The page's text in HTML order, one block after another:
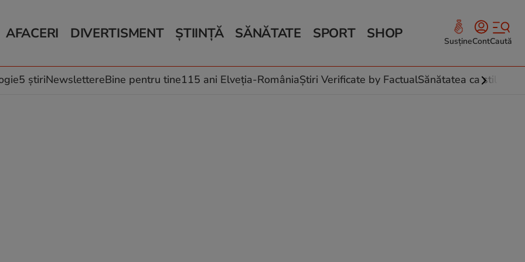
AFACERI
Auto
Locuri de muncă
DIVERTISMENT
Horoscop
Muzică și Filme
ȘTIINȚĂ
Schimbări climatice
SĂNĂTATE
Relații
Rețete culinare
SPORT SHOP SusțineContCaută
5 știriNewslettereBine pentru tine115 ani Elveția-RomâniaȘtiri Verificate by FactualSănătatea ca stil de